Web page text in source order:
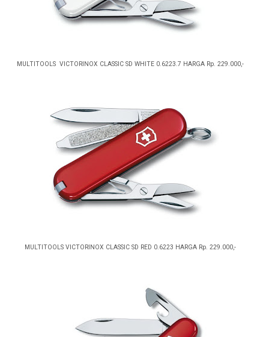
MULTITOOLS VICTORINOX CLASSIC SD WHITE 0.6223.7 HARGA Rp. 229.000,-
MULTITOOLS VICTORINOX CLASSIC SD RED 0.6223 HARGA Rp. 229.000,-